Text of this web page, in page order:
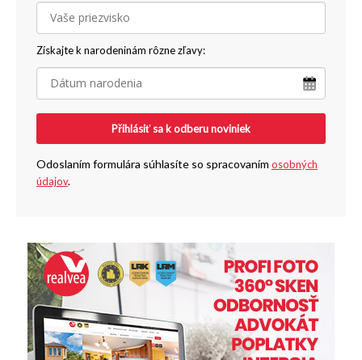
Získajte k narodeninám rôzne zľavy:
Přihlásiť sa k odberu noviniek
Odoslaním formulára súhlasíte so spracovaním osobných
údajov.